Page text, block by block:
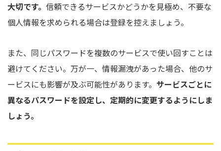
大切です。 信頼できるサービスかどうかを見極め、不要な
個人情報を求められる場合は登録を控えましょう。
また、同じパスワードを複数のサービスで使い回すことは
避けてください。万が一、情報漏洩があった場合、他のサ
ービスにも影響が及ぶ可能性があります。 サービスごとに
異なるパスワードを設定し、定期的に変更するようにしま
しょう。